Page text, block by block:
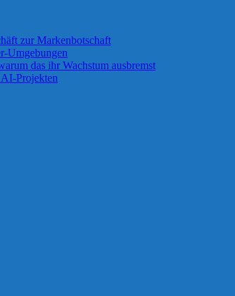
zur Markenbotschaft
Umgebungen
das ihr Wachstum ausbremst
Projekten